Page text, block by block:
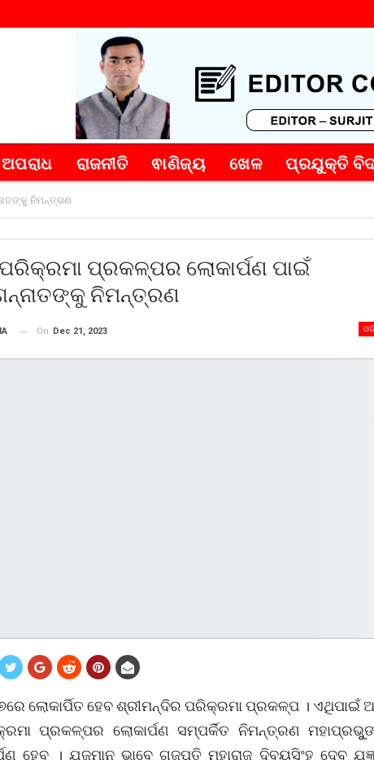
ଅପରାଧ ରାଜନୀତି ଵାଣିଜ୍ୟ ଖେଳ ପ୍ରଯୁକ୍ତି
ନିମନ୍ତ୍ରଣ
ପ୍ରକଳ୍ପର ଲୋକାର୍ପଣ ପାଇଁ
ନିମନ୍ତ୍ରଣ
On Dec 21, 2023
ଲୋକାର୍ପିତ ହେବ ଶ୍ରୀମନ୍ଦିର ପରିକ୍ରମା ପ୍ରକଳ୍ପ । ଏଥିପାଇଁ
ପ୍ରକଳ୍ପର ଲୋକାର୍ପଣ ସମ୍ପର୍କିତ ନିମନ୍ତ୍ରଣ
ହେବ । ଯଜମାନ ଭାବେ ଗଜପତି ମହାରାଜ ଦିବ୍ୟସିଂହ ଦେବ